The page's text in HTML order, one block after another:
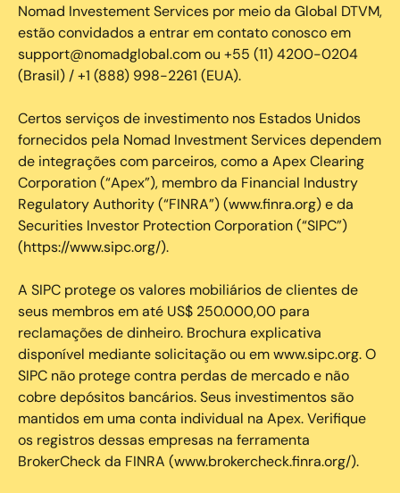
Nomad Investement Services por meio da Global DTVM,
estão convidados a entrar em contato conosco em
support@nomadglobal.com ou +55 (11) 4200-0204
(Brasil) / +1 (888) 998-2261 (EUA).
Certos serviços de investimento nos Estados Unidos
fornecidos pela Nomad Investment Services dependem
de integrações com parceiros, como a Apex Clearing
Corporation (“Apex”), membro da Financial Industry
Regulatory Authority (“FINRA”) (www.finra.org) e da
Securities Investor Protection Corporation (“SIPC”)
(https://www.sipc.org/).
A SIPC protege os valores mobiliários de clientes de
seus membros em até US$ 250.000,00 para
reclamações de dinheiro. Brochura explicativa
disponível mediante solicitação ou em www.sipc.org. O
SIPC não protege contra perdas de mercado e não
cobre depósitos bancários. Seus investimentos são
mantidos em uma conta individual na Apex. Verifique
os registros dessas empresas na ferramenta
BrokerCheck da FINRA (www.brokercheck.finra.org/).